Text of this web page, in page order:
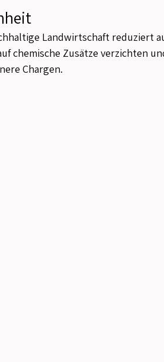
Landwirtschaft reduziert
chemische Zusätze verzichten
Chargen.